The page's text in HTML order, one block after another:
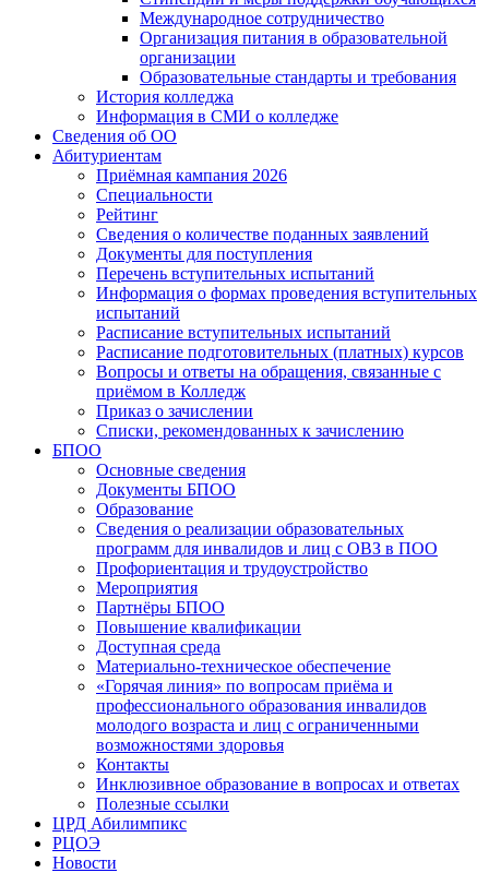
Международное сотрудничество
Организация питания в образовательной
организации
Образовательные стандарты и требования
История колледжа
Информация в СМИ о колледже
Сведения об ОО
Абитуриентам
Приёмная кампания 2026
Специальности
Рейтинг
Сведения о количестве поданных заявлений
Документы для поступления
Перечень вступительных испытаний
Информация о формах проведения вступительных
испытаний
Расписание вступительных испытаний
Расписание подготовительных (платных) курсов
Вопросы и ответы на обращения, связанные с
приёмом в Колледж
Приказ о зачислении
Списки, рекомендованных к зачислению
БПОО
Основные сведения
Документы БПОО
Образование
Сведения о реализации образовательных
программ для инвалидов и лиц с ОВЗ в ПОО
Профориентация и трудоустройство
Мероприятия
Партнёры БПОО
Повышение квалификации
Доступная среда
Материально-техническое обеспечение
«Горячая линия» по вопросам приёма и
профессионального образования инвалидов
молодого возраста и лиц с ограниченными
возможностями здоровья
Контакты
Инклюзивное образование в вопросах и ответах
Полезные ссылки
ЦРД Абилимпикс
РЦОЭ
Новости